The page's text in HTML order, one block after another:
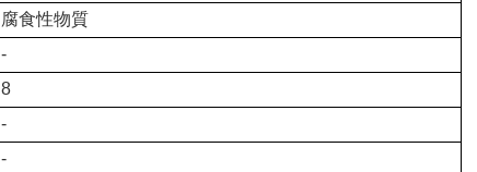
腐食性物質
-
8
-
-